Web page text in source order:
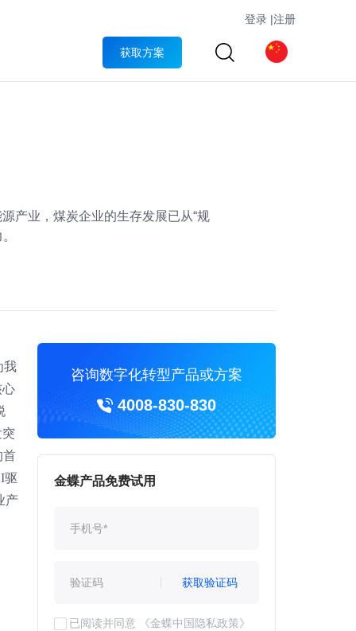
登录 |注册
获取方案
产业，煤炭企业的生存发展已从“规
我
心
首
驱
产
咨询数字化转型产品或方案
4008-830-830
金蝶产品免费试用
获取验证码
已阅读并同意 《金蝶中国隐私政策》